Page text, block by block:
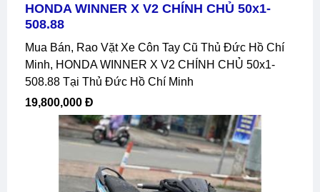
HONDA WINNER X V2 CHÍNH CHỦ 50x1-
508.88
Mua Bán, Rao Vặt Xe Côn Tay Cũ Thủ Đức Hồ Chí
Minh, HONDA WINNER X V2 CHÍNH CHỦ 50x1-
508.88 Tại Thủ Đức Hồ Chí Minh
19,800,000 Đ